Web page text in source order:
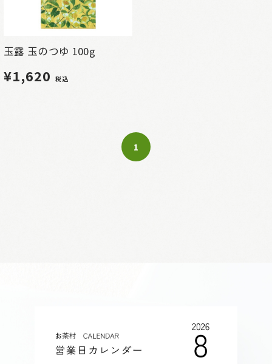
玉露 玉のつゆ 100g
¥1,620 税込
1